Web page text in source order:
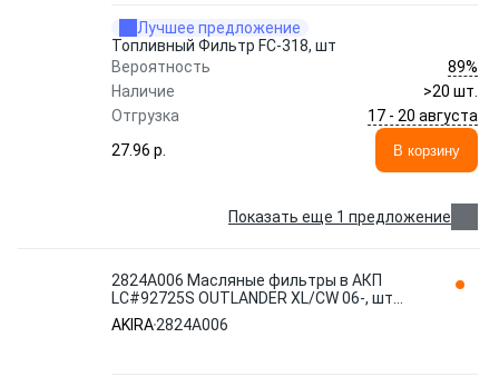
Лучшее предложение
Топливный Фильтр FC-318, шт
Вероятность
89%
Наличие
>20 шт.
Отгрузка
17 - 20 августа
27.96 p.
В корзину
Показать еще 1 предложение
2824A006 Масляные фильтры в АКП
LC#92725S OUTLANDER XL/CW 06-, шт
AKIRA
AKIRA2824A006